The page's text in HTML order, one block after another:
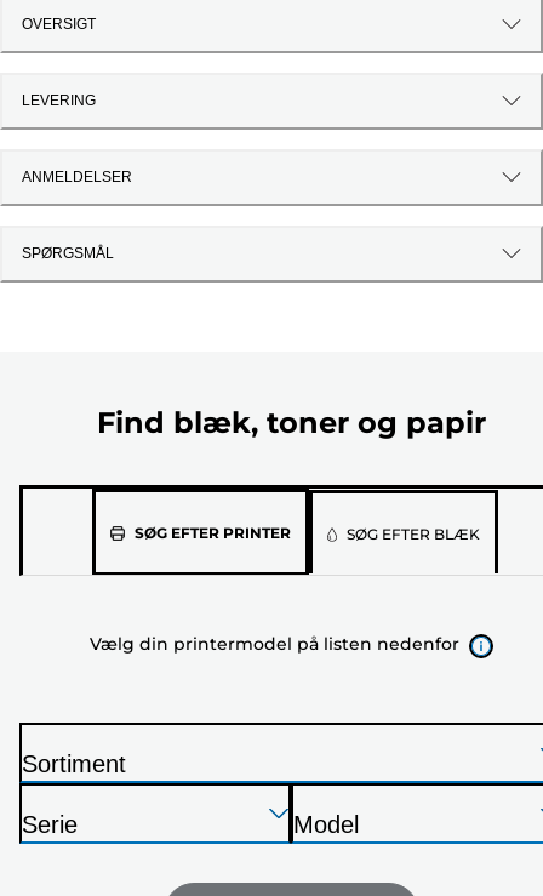
OVERSIGT
LEVERING
ANMELDELSER
SPØRGSMÅL
Find blæk, toner og papir
SØG EFTER PRINTERVælg
listen
SØG EFTER BLÆK
Vælg din printermodel på listen nedenfor
Tryk
Enter
P
Sortiment
Tryk
Enter
P
Serie
Tryk
Enter
P
r
Model